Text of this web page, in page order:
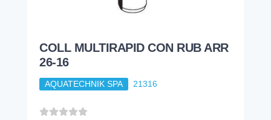
COLL MULTIRAPID CON RUB ARR
26-16
AQUATECHNIK SPA 21316